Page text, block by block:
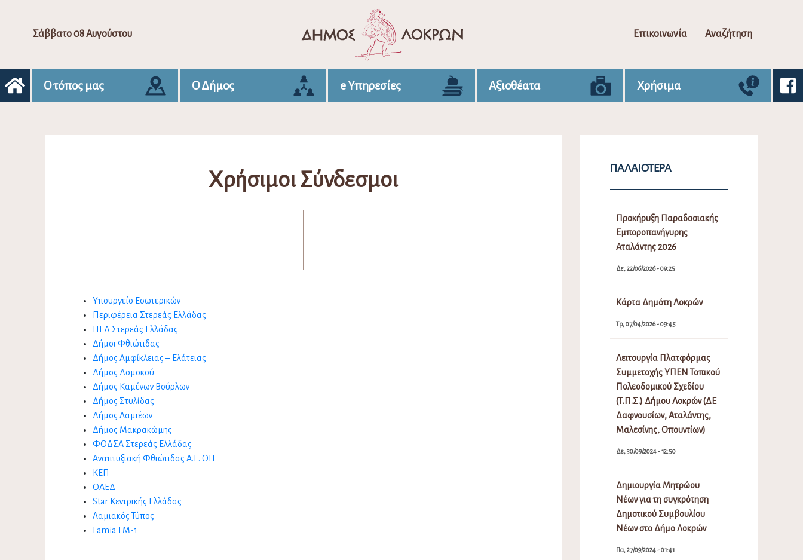
Σάββατο 08 Αυγούστου Επικοινωνία Αναζήτηση
Ο τόπος μας Ο Δήμος e Υπηρεσίες Αξιοθέατα Χρήσιμα
Χρήσιμοι Σύνδεσμοι
Υπουργείο Εσωτερικών
Περιφέρεια Στερεάς Ελλάδας
ΠΕΔ Στερεάς Ελλάδας
Δήμοι Φθιώτιδας
Δήμος Αμφίκλειας – Ελάτειας
Δήμος Δομοκού
Δήμος Καμένων Βούρλων
Δήμος Στυλίδας
Δήμος Λαμιέων
Δήμος Μακρακώμης
ΦΟΔΣΑ Στερεάς Ελλάδας
Αναπτυξιακή Φθιώτιδας Α.Ε. ΟΤΕ
ΚΕΠ
ΟΑΕΔ
Star Κεντρικής Ελλάδας
Λαμιακός Τύπος
Lamia FM-1
ΠΑΛΑΙΌΤΕΡΑ
Προκήρυξη Παραδοσιακής
Εμποροπανήγυρης
Αταλάντης 2026
Δε, 22/06/2026 - 09:25
Κάρτα Δημότη Λοκρών
Τρ, 07/04/2026 - 09:45
Λειτουργία Πλατφόρμας
Συμμετοχής ΥΠΕΝ Τοπικού
Πολεοδομικού Σχεδίου
(Τ.Π.Σ.) Δήμου Λοκρών (ΔΕ
Δαφνουσίων, Αταλάντης,
Μαλεσίνης, Οπουντίων)
Δε, 30/09/2024 - 12:50
Δημιουργία Μητρώου
Νέων για τη συγκρότηση
Δημοτικού Συμβουλίου
Νέων στο Δήμο Λοκρών
Πα, 27/09/2024 - 01:41